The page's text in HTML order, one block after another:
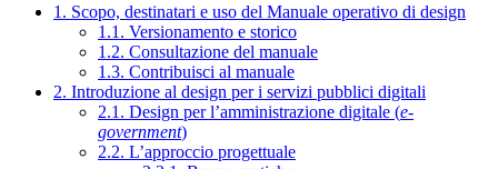
1. Scopo, destinatari e uso del Manuale operativo di design
1.1. Versionamento e storico
1.2. Consultazione del manuale
1.3. Contribuisci al manuale
2. Introduzione al design per i servizi pubblici digitali
2.1. Design per l’amministrazione digitale (e-
government)
2.2. L’approccio progettuale